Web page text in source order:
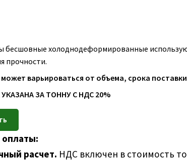
бесшовные холоднодеформированные
прочности.
варьироваться от объема, срока
УКАЗАНА ЗА ТОННУ С НДС 20%
расчет. НДС включен в стоимость